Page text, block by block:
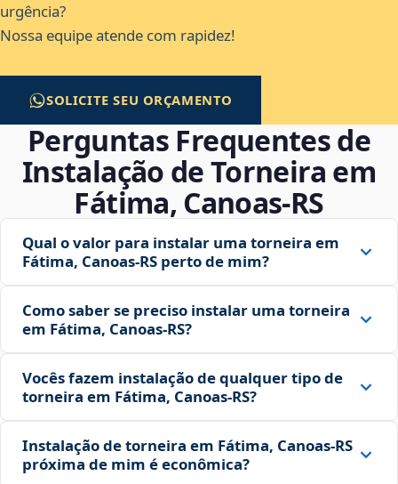
urgência?
Nossa equipe atende com rapidez!
SOLICITE SEU ORÇAMENTO
Perguntas Frequentes de
Instalação de Torneira em
Fátima, Canoas‑RS
Qual o valor para instalar uma torneira em
Fátima, Canoas‑RS perto de mim?
Como saber se preciso instalar uma torneira
em Fátima, Canoas‑RS?
Vocês fazem instalação de qualquer tipo de
torneira em Fátima, Canoas‑RS?
Instalação de torneira em Fátima, Canoas‑RS
próxima de mim é econômica?